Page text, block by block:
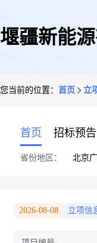
堰疆新能
您当前的位置： 首页 立
首页 招标预告
省份地区： 北京
2026-08-08 立项信